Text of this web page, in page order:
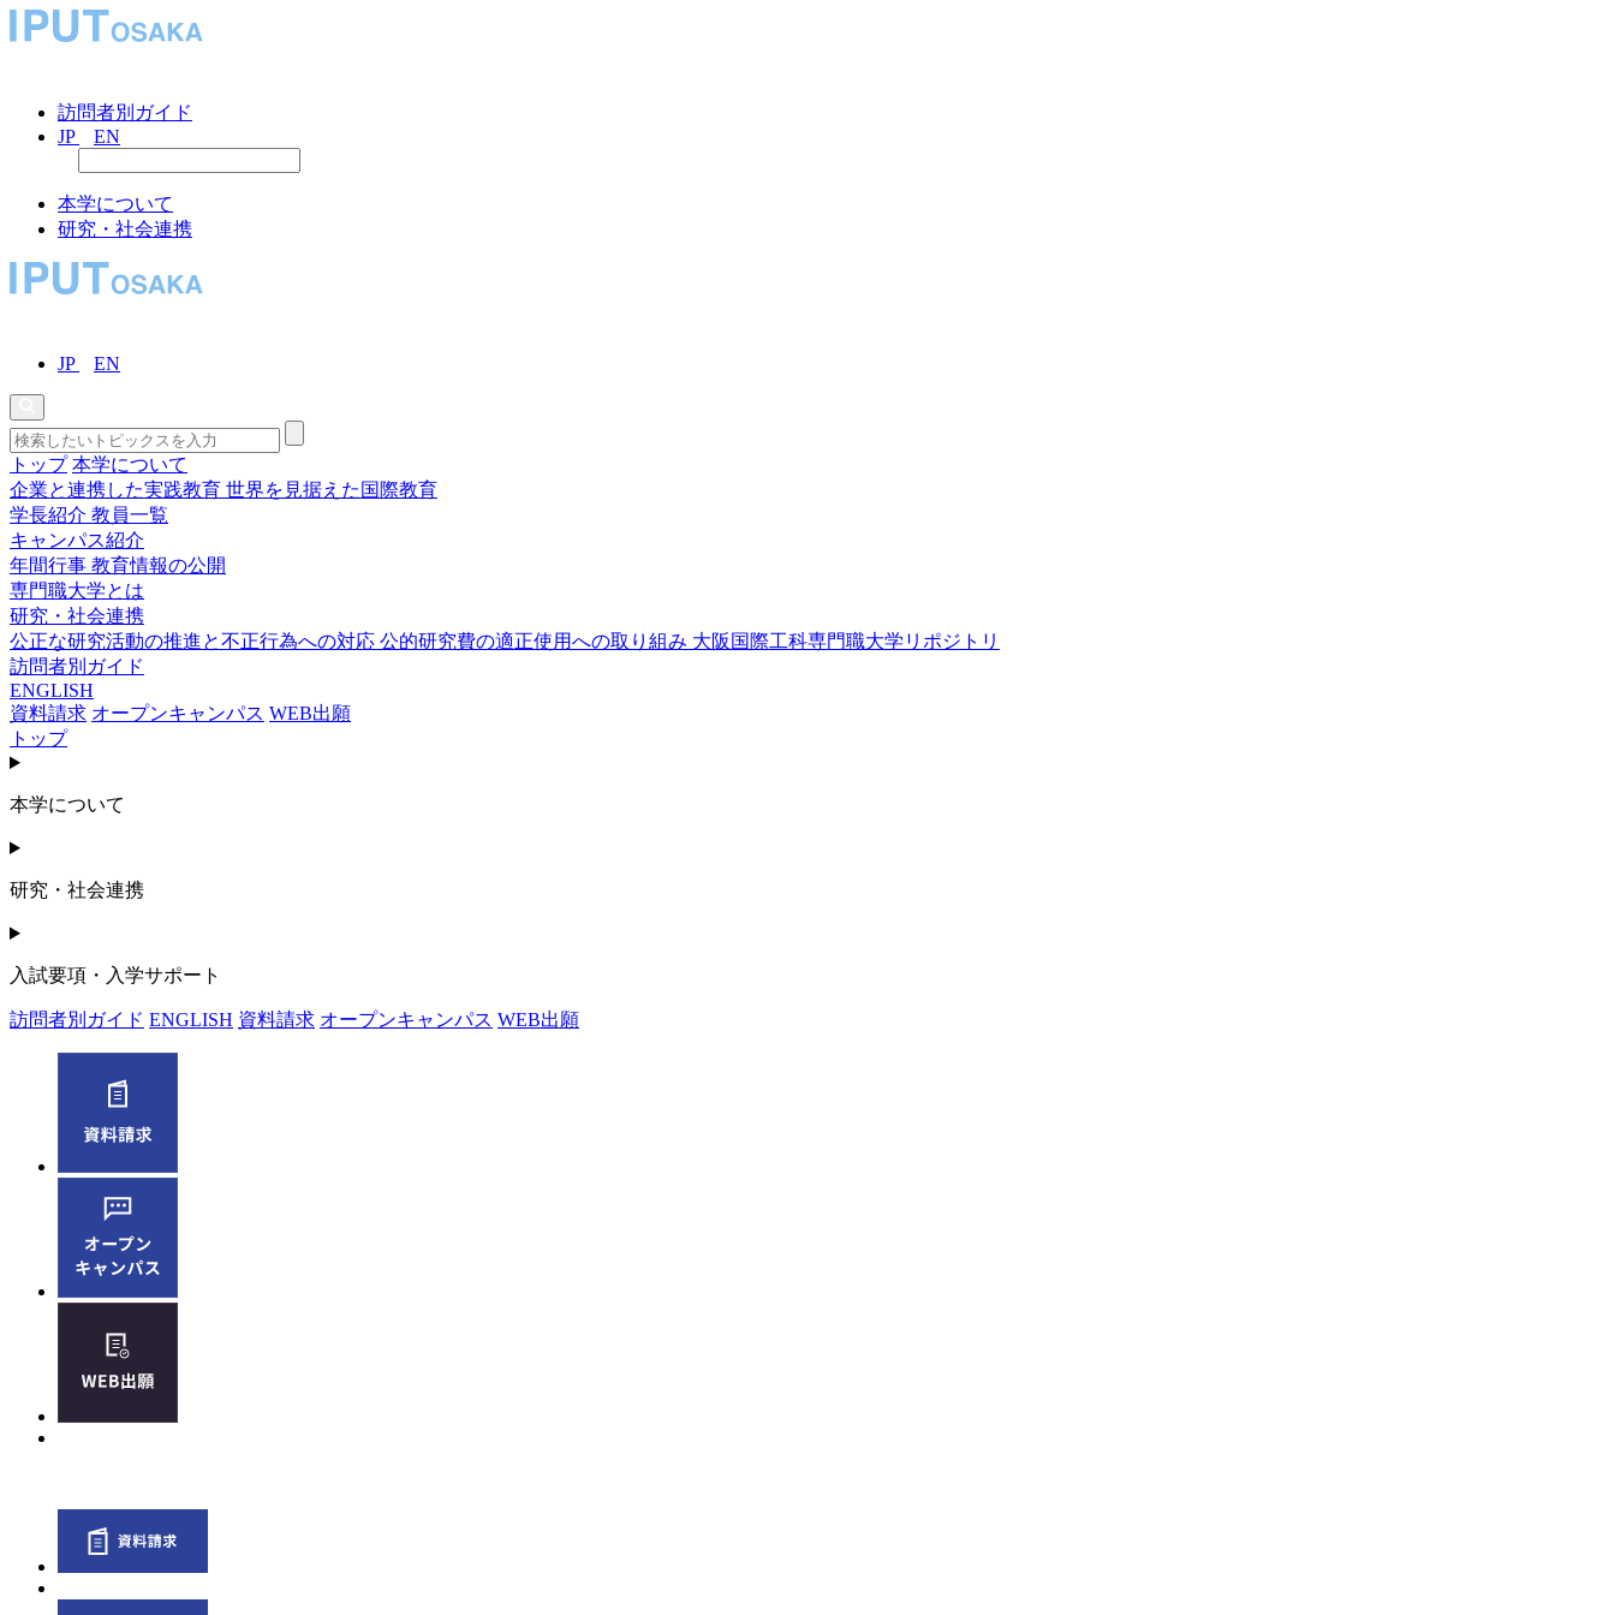
訪問者別ガイド
JP
EN
本学について
研究・社会連携
JP EN
トップ 本学について
企業と連携した実践教育 世界を見据えた国際教育
学長紹介 教員一覧
キャンパス紹介
年間行事 教育情報の公開
専門職大学とは
研究・社会連携
公正な研究活動の推進と不正行為への対応 公的研究費の適正使用への取り組み 大阪国際工科専門職大学リポジトリ
訪問者別ガイド
ENGLISH
資料請求 オープンキャンパス WEB出願
トップ
本学について
研究・社会連携
入試要項・入学サポート
訪問者別ガイド ENGLISH 資料請求 オープンキャンパス WEB出願